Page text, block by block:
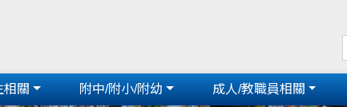
相關 附中/附小/附幼 成人/教職員相關